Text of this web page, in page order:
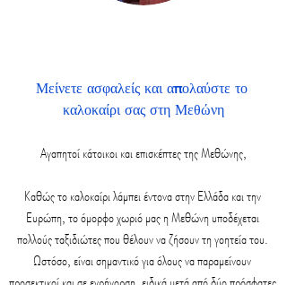
Μείνετε ασφαλείς και απολαύστε το
καλοκαίρι σας στη Μεθώνη
Αγαπητοί κάτοικοι και επισκέπτες της Μεθώνης,
Καθώς το καλοκαίρι λάμπει έντονα στην Ελλάδα και την
Ευρώπη, το όμορφο χωριό μας η Μεθώνη υποδέχεται
πολλούς ταξιδιώτες που θέλουν να ζήσουν τη γοητεία του.
Ωστόσο, είναι σημαντικό για όλους να παραμείνουν